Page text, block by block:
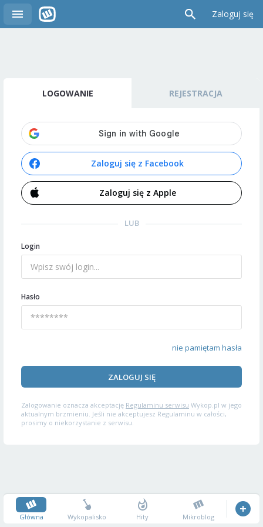
Zaloguj się
LOGOWANIE REJESTRACJA
Zaloguj się z Facebook
Zaloguj się z Apple
LUB
Login
Hasło
nie pamiętam hasła
ZALOGUJ SIĘ
Zalogowanie oznacza akceptację Regulaminu serwisu Wykop.pl w jego
aktualnym brzmieniu. Jeśli nie akceptujesz Regulaminu w całości,
prosimy o niekorzystanie z serwisu.
Główna Wykopalisko Hity Mikroblog